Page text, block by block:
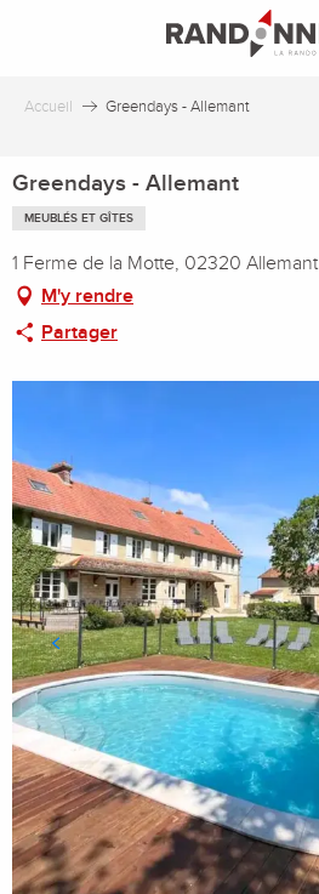
principal
Accueil Greendays - Allemant
Greendays - Allemant
MEUBLÉS ET GÎTES
1 Ferme de la Motte, 02320 Allemant
M'y rendre
Partager